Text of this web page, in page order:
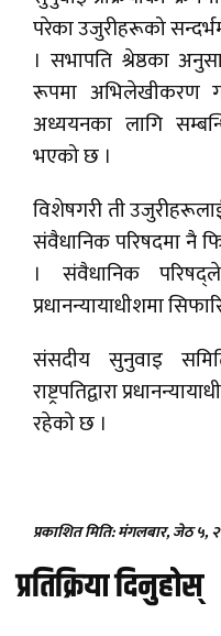
परेका उजुरीहरूको
। सभापति श्रेष्ठका
रूपमा अभिलेखीकरण
अध्ययनका लागि
भएको छ ।
विशेषगरी ती
संवैधानिक परिषदमा नै
। संवैधानिक
प्रधानन्यायाधीशमा
संसदीय सुनुवाइ
राष्ट्रपतिद्वारा
रहेको छ ।
प्रकाशित मिति: मंगलबार, जेठ ५,
प्रतिक्रिया दिनुहोस्